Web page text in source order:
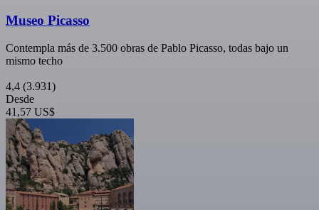
Museo Picasso
Contempla más de 3.500 obras de Pablo Picasso, todas bajo un
mismo techo
4,4 (3.931)
Desde
41,57 US$